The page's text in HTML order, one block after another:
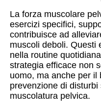
La forza muscolare
esercizi specifici,
contribuisce ad
muscoli deboli. Questi
nella routine
strategia efficace non
uomo, ma anche per il
prevenzione di
muscolatura pelvica.